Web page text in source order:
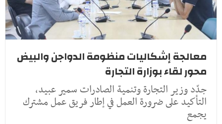
معالجة إشكاليات منظومة الدواجن والبيض
محور لقاء بوزارة التجارة
جدّد وزير التجارة وتنمية الصادرات سمير عبيد،
التأكيد على ضرورة العمل في إطار فريق عمل مشترك
يجمع